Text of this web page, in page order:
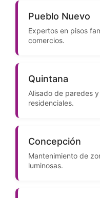
Pueblo Nuevo
Expertos en pisos
comercios.
Quintana
Alisado de paredes
residenciales.
Concepción
Mantenimiento de
luminosas.